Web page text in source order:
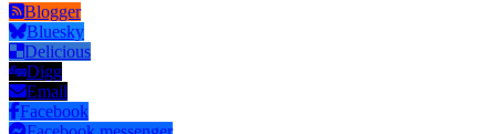
Blogger
Bluesky
Delicious
Digg
Email
Facebook